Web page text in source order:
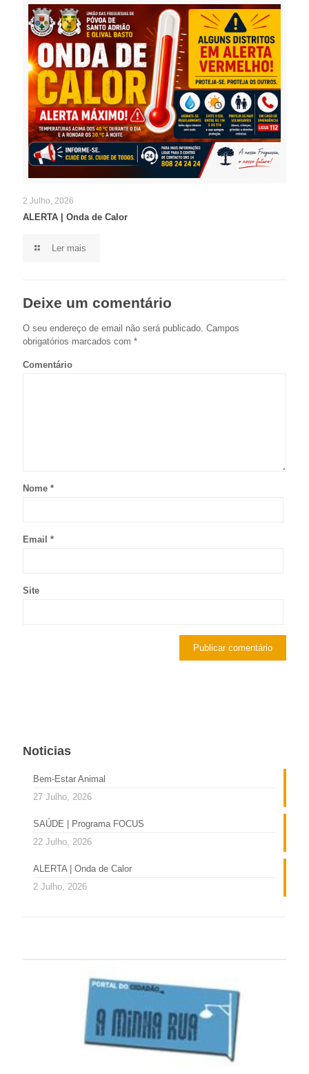
2 Julho, 2026
ALERTA | Onda de Calor
Ler mais
Deixe um comentário
O seu endereço de email não será publicado. Campos
obrigatórios marcados com *
Comentário
Nome *
Email *
Site
Noticias
Bem-Estar Animal
27 Julho, 2026
SAÚDE | Programa FOCUS
22 Julho, 2026
ALERTA | Onda de Calor
2 Julho, 2026